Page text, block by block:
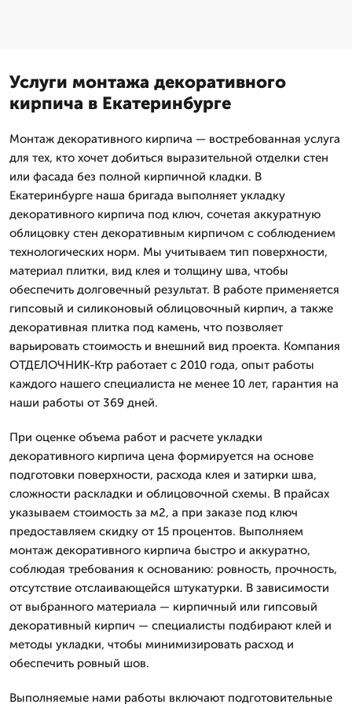
Услуги монтажа декоративного
кирпича в Екатеринбурге
Монтаж декоративного кирпича — востребованная услуга
для тех, кто хочет добиться выразительной отделки стен
или фасада без полной кирпичной кладки. В
Екатеринбурге наша бригада выполняет укладку
декоративного кирпича под ключ, сочетая аккуратную
облицовку стен декоративным кирпичом с соблюдением
технологических норм. Мы учитываем тип поверхности,
материал плитки, вид клея и толщину шва, чтобы
обеспечить долговечный результат. В работе применяется
гипсовый и силиконовый облицовочный кирпич, а также
декоративная плитка под камень, что позволяет
варьировать стоимость и внешний вид проекта. Компания
ОТДЕЛОЧНИК-Ктр работает с 2010 года, опыт работы
каждого нашего специалиста не менее 10 лет, гарантия на
наши работы от 369 дней.
При оценке объема работ и расчете укладки
декоративного кирпича цена формируется на основе
подготовки поверхности, расхода клея и затирки шва,
сложности раскладки и облицовочной схемы. В прайсах
указываем стоимость за м2, а при заказе под ключ
предоставляем скидку от 15 процентов. Выполняем
монтаж декоративного кирпича быстро и аккуратно,
соблюдая требования к основанию: ровность, прочность,
отсутствие отслаивающейся штукатурки. В зависимости
от выбранного материала — кирпичный или гипсовый
декоративный кирпич — специалисты подбирают клей и
методы укладки, чтобы минимизировать расход и
обеспечить ровный шов.
Выполняемые нами работы включают подготовительные